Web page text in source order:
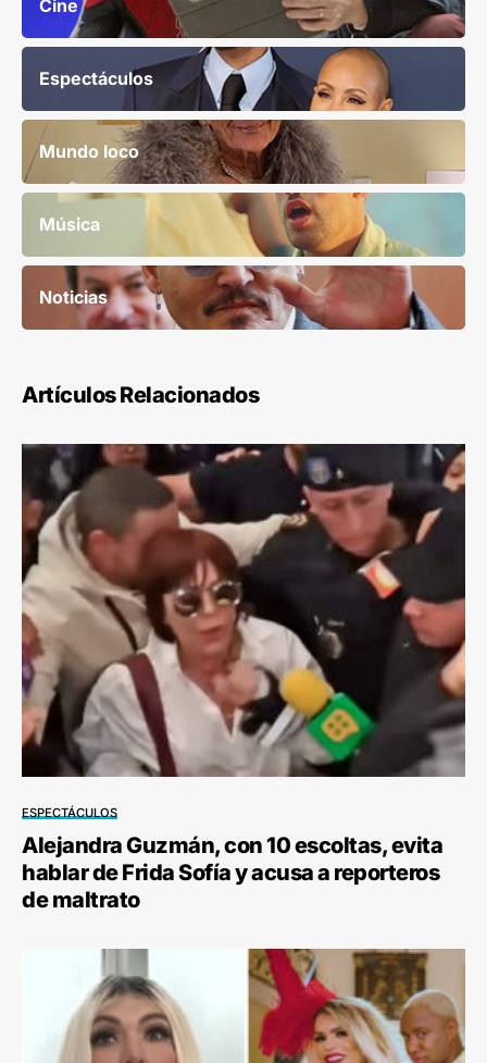
Cine
Espectáculos
Mundo loco
Música
Noticias
Artículos Relacionados
ESPECTÁCULOS
Alejandra Guzmán, con 10 escoltas, evita
hablar de Frida Sofía y acusa a reporteros
de maltrato